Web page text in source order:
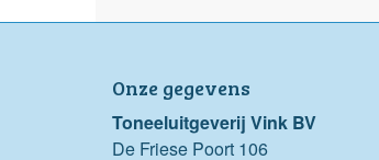
Onze gegevens
Toneeluitgeverij Vink BV
De Friese Poort 106